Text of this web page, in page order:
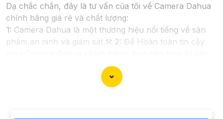
Dạ chắc chắn, đây là tư vấn của tôi về Camera Dahua
chính hãng giá rẻ và chất lượng:
1: Camera Dahua là một thương hiệu nổi tiếng về sản
phẩm an ninh và giám sát.⚒ 2: Để Hoàn toàn tin cậy
cửa hàng uy tín hoặc các đại lý chính thức của
Mức giá của Camera Dahua có thể thay đổi
tùy vào model và chức năng của camera. Bạn nên tìm